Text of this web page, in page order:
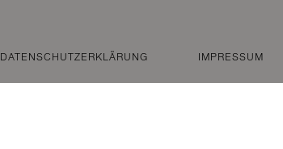
DATENSCHUTZERKLÄRUNG IMPRESSUM